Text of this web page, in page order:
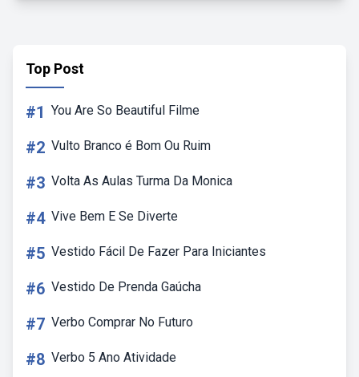
Top Post
#1 You Are So Beautiful Filme
#2 Vulto Branco é Bom Ou Ruim
#3 Volta As Aulas Turma Da Monica
#4 Vive Bem E Se Diverte
#5 Vestido Fácil De Fazer Para Iniciantes
#6 Vestido De Prenda Gaúcha
#7 Verbo Comprar No Futuro
#8 Verbo 5 Ano Atividade